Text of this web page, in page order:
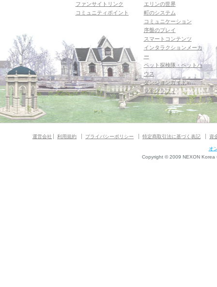
ファンサイトリンク
コミュニティポイント
エリンの世界
町のシステム
コミュニケーション
序盤のプレイ
スマートコンテンツ
インタラクションメーカ
ー
ペット探検隊・ペットハ
ウス
ダンジョンガイド
マギグラフィ
運営会社 利用規約 プライバシーポリシー 特定商取引法に基づく表記 資
オ
Copyright © 2009 NEXON Korea